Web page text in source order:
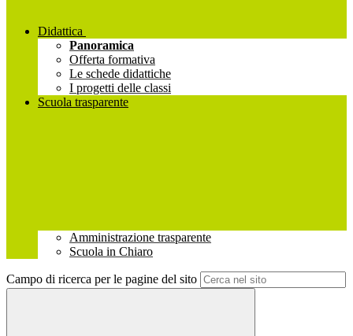
Didattica
Panoramica
Offerta formativa
Le schede didattiche
I progetti delle classi
Scuola trasparente
Amministrazione trasparente
Scuola in Chiaro
Campo di ricerca per le pagine del sito